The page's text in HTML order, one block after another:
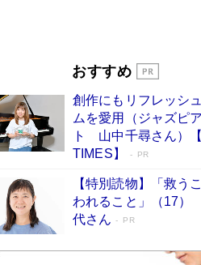
俳優・高嶋政伸が家族に教わった“人を
東野圭吾、伊坂幸太郎の人気シリーズ
らも文庫化 映画化された直木賞受賞
イン［文庫ベストセラー］
Book Bang
おすすめ
創作にもリフレッシ
ムを愛用（ジャズピ
ト 山中千尋さん）
TIMES】
PR
【特別読物】「救う
われること」（17
代さん
PR